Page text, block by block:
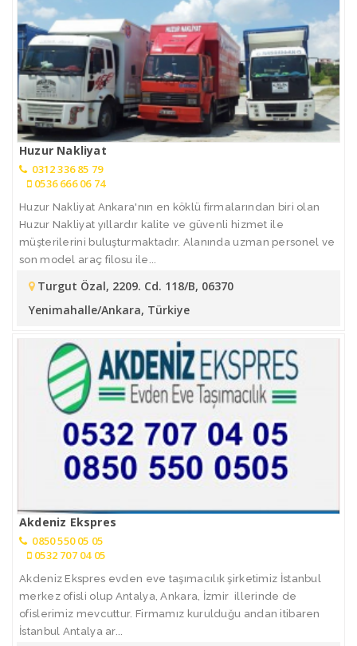
Huzur Nakliyat
0312 336 85 79
0536 666 06 74
Huzur Nakliyat Ankara'nın en köklü firmalarından biri olan
Huzur Nakliyat yıllardır kalite ve güvenli hizmet ile
müşterilerini buluşturmaktadır. Alanında uzman personel ve
son model araç filosu ile...
Turgut Özal, 2209. Cd. 118/B, 06370
Yenimahalle/Ankara, Türkiye
Akdeniz Ekspres
0850 550 05 05
0532 707 04 05
Akdeniz Ekspres evden eve taşımacılık şirketimiz İstanbul
merkez ofisli olup Antalya, Ankara, İzmir illerinde de
ofislerimiz mevcuttur. Firmamız kurulduğu andan itibaren
İstanbul Antalya ar...